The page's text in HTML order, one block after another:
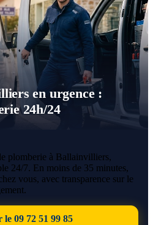
en urgence :
24h/24
plomberie à Ballainvilliers,
24/7. En moins de 35 minutes,
vous, avec transparence sur le
le 09 72 51 99 85